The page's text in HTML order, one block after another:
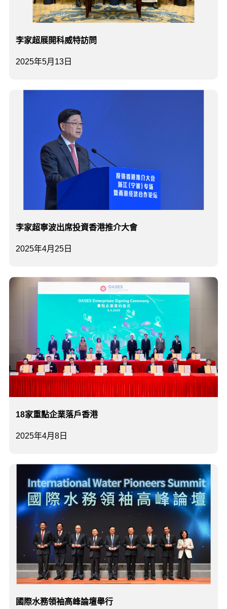
2025年5月13日
李家超展開科威特訪問
2025年4月25日
李家超寧波出席投資香港推介大會
2025年4月8日
18家重點企業落戶香港
國際水務領袖高峰論壇舉行